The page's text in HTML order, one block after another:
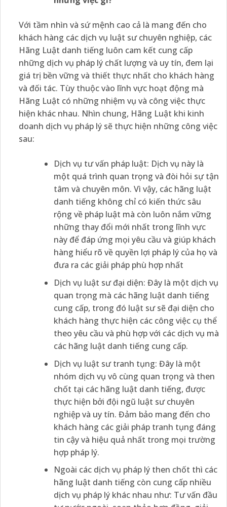
Với tầm nhìn và sứ mệnh cao cả là mang đến cho
khách hàng các dịch vụ luật sư chuyên nghiệp, các
Hãng Luật danh tiếng luôn cam kết cung cấp
những dịch vụ pháp lý chất lượng và uy tín, đem lại
giá trị bền vững và thiết thực nhất cho khách hàng
và đối tác. Tùy thuộc vào lĩnh vực hoạt động mà
Hãng Luật có những nhiệm vụ và công việc thực
hiện khác nhau. Nhìn chung, Hãng Luật khi kinh
doanh dịch vụ pháp lý sẽ thực hiện những công việc
sau:
Dịch vụ tư vấn pháp luật: Dịch vụ này là
một quá trình quan trọng và đòi hỏi sự tận
tâm và chuyên môn. Vì vậy, các hãng luật
danh tiếng không chỉ có kiến thức sâu
rộng về pháp luật mà còn luôn nắm vững
những thay đổi mới nhất trong lĩnh vực
này để đáp ứng mọi yêu cầu và giúp khách
hàng hiểu rõ về quyền lợi pháp lý của họ và
đưa ra các giải pháp phù hợp nhất
Dịch vụ luật sư đại diện: Đây là một dịch vụ
quan trọng mà các hãng luật danh tiếng
cung cấp, trong đó luật sư sẽ đại diện cho
khách hàng thực hiện các công việc cụ thể
theo yêu cầu và phù hợp với các dịch vụ mà
các hãng luật danh tiếng cung cấp.
Dịch vụ luật sư tranh tụng: Đây là một
nhóm dịch vụ vô cùng quan trọng và then
chốt tại các hãng luật danh tiếng, được
thực hiện bởi đội ngũ luật sư chuyên
nghiệp và uy tín. Đảm bảo mang đến cho
khách hàng các giải pháp tranh tụng đáng
tin cậy và hiệu quả nhất trong mọi trường
hợp pháp lý.
Ngoài các dịch vụ pháp lý then chốt thì các
hãng luật danh tiếng còn cung cấp nhiều
dịch vụ pháp lý khác nhau như: Tư vấn đầu